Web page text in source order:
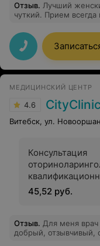
Отзыв. Лучший
чуткий. Прием
текущую проблему,
женском здоровье в
МЕДИЦИНСКИЙ ЦЕНТР
4.6 CityClinic
Витебск, ул.
Консультация
45,52 руб.
Отзыв. Для меня
добрый, отзывчивый,